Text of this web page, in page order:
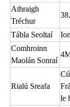
Athraigh
Tréchur
Tábla Seoltaí
Comhroinn
Maolán Sonraí
Rialú Sreafa
le